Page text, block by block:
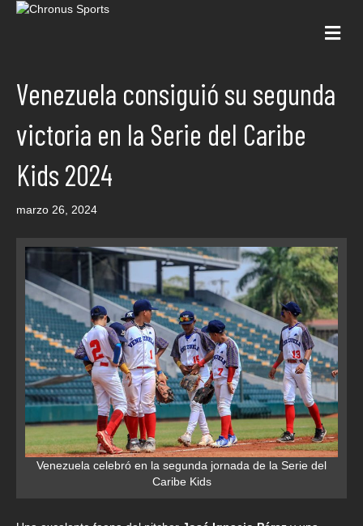
Venezuela consiguió su segunda
victoria en la Serie del Caribe
Kids 2024
marzo 26, 2024
Venezuela celebró en la segunda jornada de la Serie del
Caribe Kids